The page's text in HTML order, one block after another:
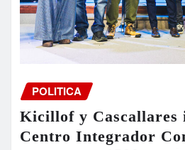
POLITICA
Kicillof y
Centro Integrador
entregaron 1500
de Alte Brown